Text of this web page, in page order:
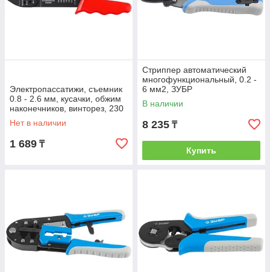
Электропассатижи, съемник
0.8 - 2.6 мм, кусачки, обжим
наконечников, винторез, 230
мм, ЗУБР
Нет в наличии
1 689 ₸
Стриппер автоматический
многофункциональный, 0.2 -
6 мм2, ЗУБР
В наличии
8 235 ₸
Купить